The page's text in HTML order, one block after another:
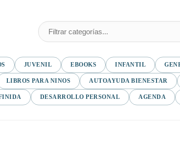
JUVENIL EBOOKS INFANTIL
LIBROS PARA NINOS AUTOAYUDA BIENESTAR
DESARROLLO PERSONAL AGENDA